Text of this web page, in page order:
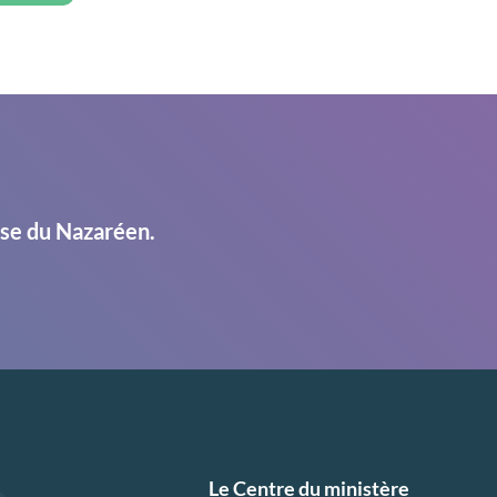
du Nazaréen.
Le Centre du ministère